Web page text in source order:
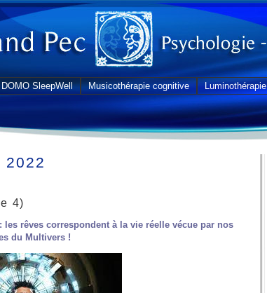
DOMO SleepWell Musicothérapie cognitive Luminothérapie
2022
4)
rêves correspondent à la vie réelle vécue par nos
du Multivers !